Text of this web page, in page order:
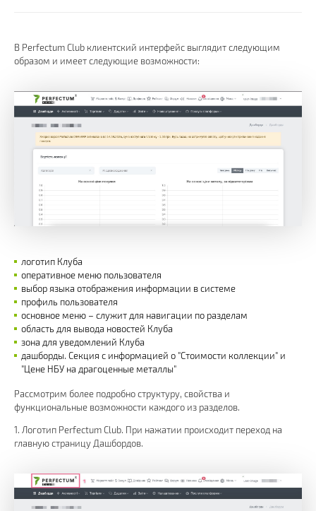
В Perfectum Club клиентский интерфейс выглядит следующим
образом и имеет следующие возможности:
логотип Клуба
оперативное меню пользователя
выбор языка отображения информации в системе
профиль пользователя
основное меню – служит для навигации по разделам
область для вывода новостей Клуба
зона для уведомлений Клуба
дашборды. Секция с информацией о "Стоимости коллекции" и
"Цене НБУ на драгоценные металлы"
Рассмотрим более подробно структуру, свойства и
функциональные возможности каждого из разделов.
1. Логотип Perfectum Club. При нажатии происходит переход на
главную страницу Дашбордов.